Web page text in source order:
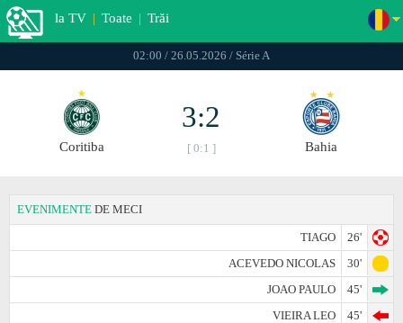
la TV | Toate | Trăi
02:00 / 26.05.2026 / Série A
Coritiba
3:2
[ 0:1 ] Bahia
EVENIMENTE DE MECI
TIAGO
26'
ACEVEDO NICOLAS
30'
JOAO PAULO
45'
VIEIRA LEO
45'